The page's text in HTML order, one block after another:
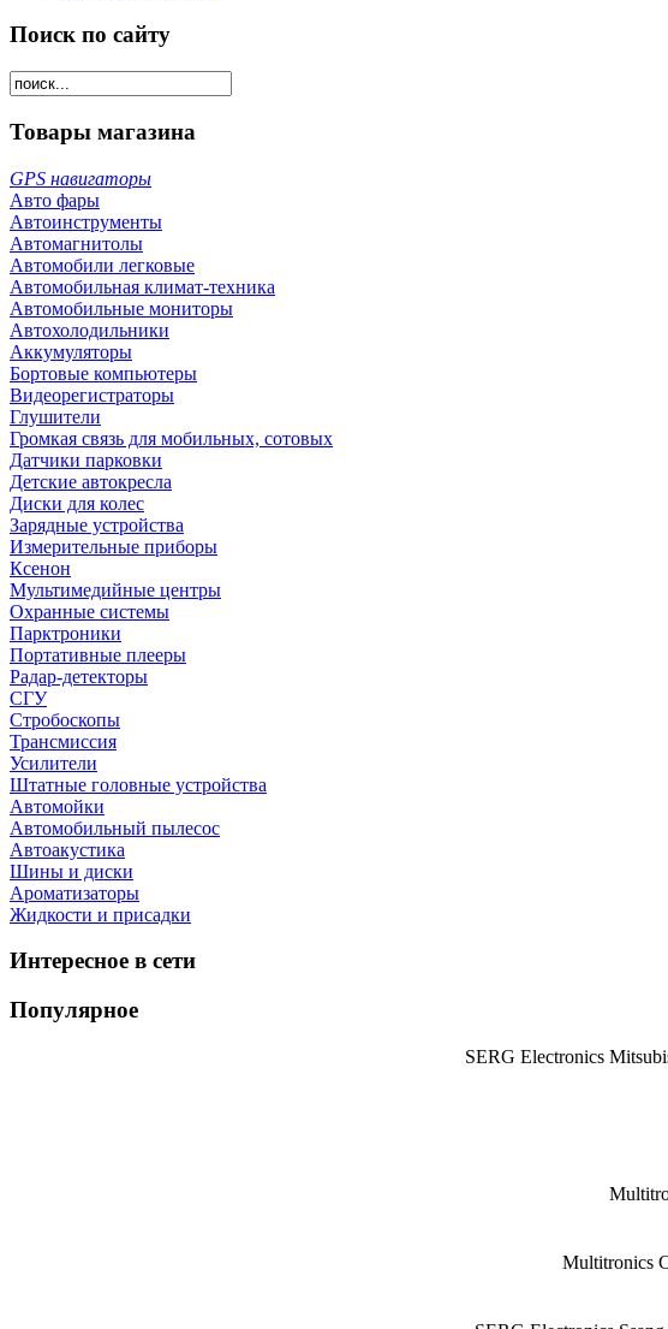
Поиск по сайту
Товары магазина
GPS навигаторы
Авто фары
Автоинструменты
Автомагнитолы
Автомобили легковые
Автомобильная климат-техника
Автомобильные мониторы
Автохолодильники
Аккумуляторы
Бортовые компьютеры
Видеорегистраторы
Глушители
Громкая связь для мобильных, сотовых
Датчики парковки
Детские автокресла
Диски для колес
Зарядные устройства
Измерительные приборы
Ксенон
Мультимедийные центры
Охранные системы
Парктроники
Портативные плееры
Радар-детекторы
СГУ
Стробоскопы
Трансмиссия
Усилители
Штатные головные устройства
Автомойки
Автомобильный пылесос
Автоакустика
Шины и диски
Ароматизаторы
Жидкости и присадки
Интересное в сети
Популярное
SERG Electronics
Multitronics